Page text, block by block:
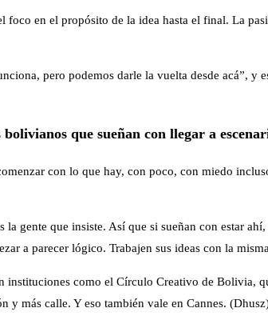
foco en el propósito de la idea hasta el final. La
pero podemos darle la vuelta desde acá”,
que sueñan con llegar a
con lo que hay, con poco, con miedo
gente que insiste. Así que si sueñan con estar
a parecer lógico. Trabajen sus ideas con la
como el Círculo Creativo de Bolivia,
y más calle. Y eso también vale en Cannes.